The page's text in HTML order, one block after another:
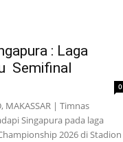
: Laga
Semifinal
0
MAKASSAR | Timnas
Singapura pada laga
2026 di Stadion